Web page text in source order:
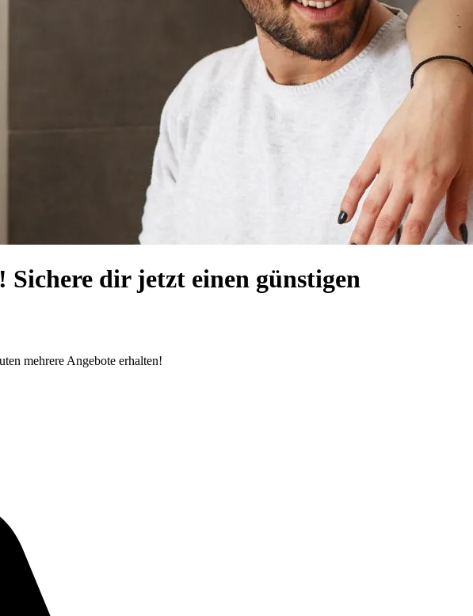
dir jetzt einen günstigen
mehrere Angebote erhalten!